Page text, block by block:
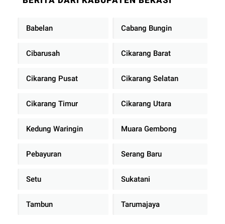
Babelan Cabang Bungin
Cibarusah Cikarang Barat
Cikarang Pusat Cikarang Selatan
Cikarang Timur Cikarang Utara
Kedung Waringin Muara Gembong
Pebayuran Serang Baru
Setu Sukatani
Tambun Tarumajaya